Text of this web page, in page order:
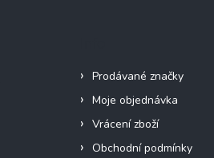
Prodávané značky
Moje objednávka
Vrácení zboží
Obchodní podmínky